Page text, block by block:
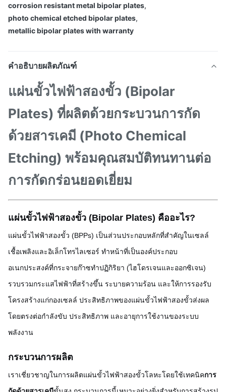
corrosion resistant metal bipolar plates,
photo chemical etched bipolar plates,
metallic bipolar plates with warranty
คำอธิบายผลิตภัณฑ์
แผ่นขั้วไฟฟ้าสองขั้ว (Bipolar
Plates) ที่ผลิตด้วยกระบวนการกัด
ด้วยสารเคมี (Photo Chemical
Etching) พร้อมคุณสมบัติทนทานต่อ
การกัดกร่อนยอดเยี่ยม
แผ่นขั้วไฟฟ้าสองขั้ว (Bipolar Plates) คืออะไร?
แผ่นขั้วไฟฟ้าสองขั้ว (BPPs) เป็นส่วนประกอบหลักที่สำคัญในเซลล์
เชื้อเพลิงและอิเล็กโทรไลเซอร์ ทำหน้าที่เป็นองค์ประกอบ
อเนกประสงค์ที่กระจายก๊าซทำปฏิกิริยา (ไฮโดรเจนและออกซิเจน)
รวบรวมกระแสไฟฟ้าที่สร้างขึ้น ระบายความร้อน และให้การรองรับ
โครงสร้างแก่กองเซลล์ ประสิทธิภาพของแผ่นขั้วไฟฟ้าสองขั้วส่งผล
โดยตรงต่อกำลังขับ ประสิทธิภาพ และอายุการใช้งานของระบบ
พลังงาน
กระบวนการผลิต
เราเชี่ยวชาญในการผลิตแผ่นขั้วไฟฟ้าสองขั้วโลหะโดยใช้เทคนิคการ